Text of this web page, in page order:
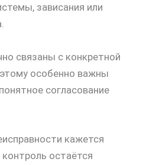
зависания или
связаны с конкретной
особенно важны
согласование
кажется
остаётся